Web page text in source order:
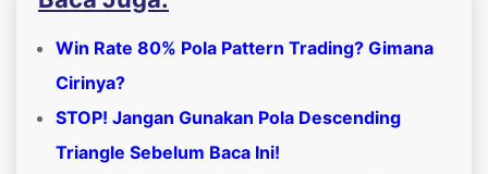
Win Rate 80% Pola Pattern Trading? Gimana
Cirinya?
STOP! Jangan Gunakan Pola Descending
Triangle Sebelum Baca Ini!